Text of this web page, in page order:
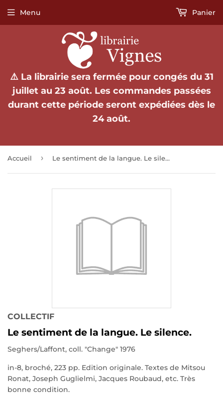
⚠️ La librairie sera fermée pour congés du 31
juillet au 23 août. Les commandes passées
durant cette période seront expédiées dès le
24 août.
Menu Panier
Accueil › Le sentiment de la langue. Le silence.
COLLECTIF
Le sentiment de la langue. Le silence.
Seghers/Laffont, coll. "Change" 1976
in-8, broché, 223 pp. Edition originale. Textes de Mitsou
Ronat, Joseph Guglielmi, Jacques Roubaud, etc. Très
bonne condition.